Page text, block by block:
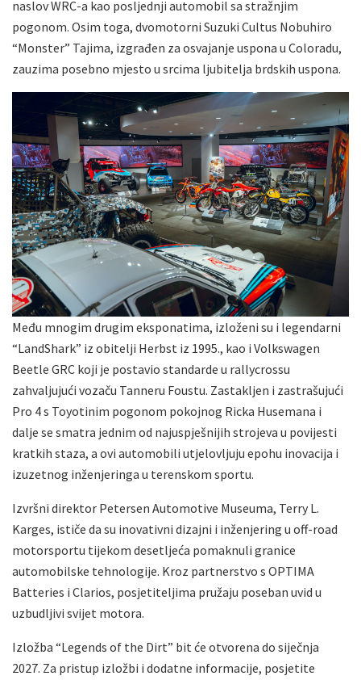
naslov WRC-a kao posljednji automobil sa stražnjim
pogonom. Osim toga, dvomotorni Suzuki Cultus Nobuhiro
“Monster” Tajima, izgrađen za osvajanje uspona u Coloradu,
zauzima posebno mjesto u srcima ljubitelja brdskih uspona.
Među mnogim drugim eksponatima, izloženi su i legendarni
“LandShark” iz obitelji Herbst iz 1995., kao i Volkswagen
Beetle GRC koji je postavio standarde u rallycrossu
zahvaljujući vozaču Tanneru Foustu. Zastakljen i zastrašujući
Pro 4 s Toyotinim pogonom pokojnog Ricka Husemana i
dalje se smatra jednim od najuspješnijih strojeva u povijesti
kratkih staza, a ovi automobili utjelovljuju epohu inovacija i
izuzetnog inženjeringa u terenskom sportu.
Izvršni direktor Petersen Automotive Museuma, Terry L.
Karges, ističe da su inovativni dizajni i inženjering u off-road
motorsportu tijekom desetljeća pomaknuli granice
automobilske tehnologije. Kroz partnerstvo s OPTIMA
Batteries i Clarios, posjetiteljima pružaju poseban uvid u
uzbudljivi svijet motora.
Izložba “Legends of the Dirt” bit će otvorena do siječnja
2027. Za pristup izložbi i dodatne informacije, posjetite